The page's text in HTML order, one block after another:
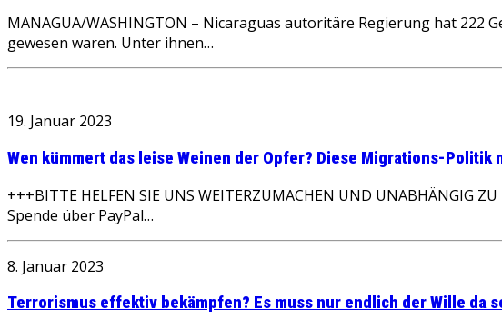
MANAGUA/WASHINGTON – Nicaraguas autoritäre Regierung hat
gewesen waren. Unter ihnen…
19. Januar 2023
Wen kümmert das leise Weinen der Opfer? Diese Migrations-Politik
+++BITTE HELFEN SIE UNS WEITERZUMACHEN UND
Spende über PayPal…
8. Januar 2023
Terrorismus effektiv bekämpfen? Es muss nur endlich der Wille da